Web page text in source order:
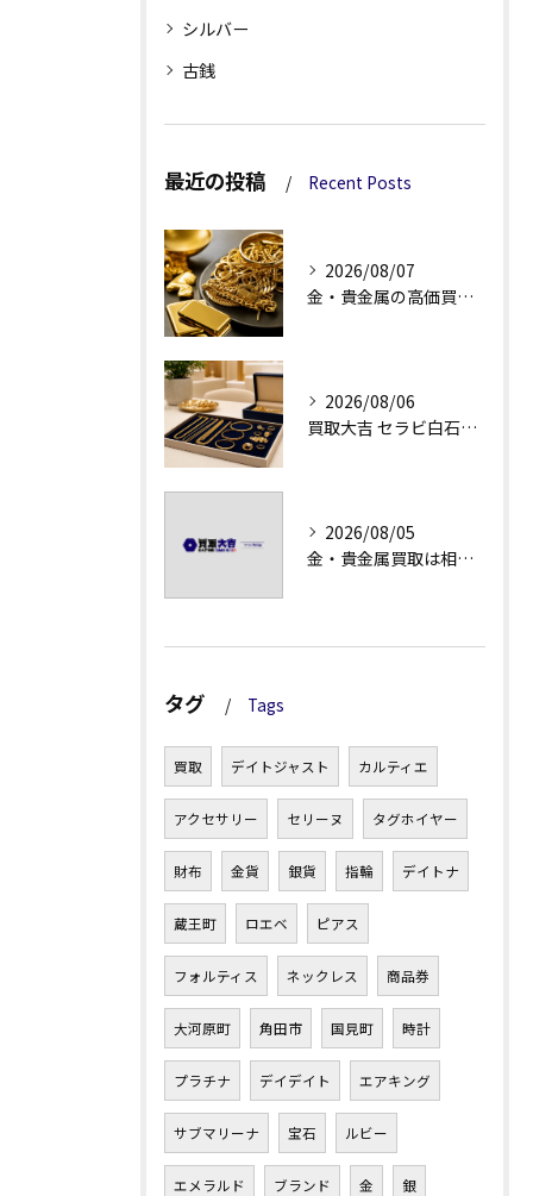
シルバー
古銭
最近の投稿 Recent Posts
2026/08/07
金・貴金属の高価買取へ、相場差と手数料を見る
2026/08/06
買取大吉 セラビ白石店の金・貴金属買取で迷わない強み
2026/08/05
金・貴金属買取は相場急落日こそ査定のポイントを押さえる
タグ Tags
買取 デイトジャスト カルティエ
アクセサリー セリーヌ タグホイヤー
財布 金貨 銀貨 指輪 デイトナ
蔵王町 ロエベ ピアス
フォルティス ネックレス 商品券
大河原町 角田市 国見町 時計
プラチナ デイデイト エアキング
サブマリーナ 宝石 ルビー
エメラルド ブランド 金 銀